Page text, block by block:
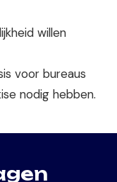
willen
voor bureaus
nodig hebben.